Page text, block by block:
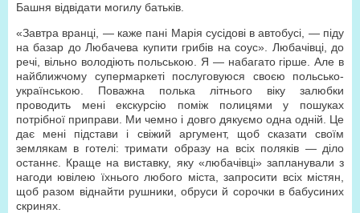
Башня відвідати могилу батьків.
«Завтра вранці, — каже пані Марія сусідові в автобусі, — піду
на базар до Любачева купити грибів на соус». Любачівці, до
речі, вільно володіють польською. Я — набагато гірше. Але в
найближчому супермаркеті послуговуюся своєю польсько-
українською. Поважна полька літнього віку залюбки
проводить мені екскурсію поміж полицями у пошуках
потрібної приправи. Ми чемно і довго дякуємо одна одній. Це
дає мені підстави і свіжий аргумент, щоб сказати своїм
землякам в готелі: тримати образу на всіх поляків — діло
останнє. Краще на виставку, яку «любачівці» запланували з
нагоди ювілею їхнього любого міста, запросити всіх містян,
щоб разом віднайти рушники, обруси й сорочки в бабусиних
скринях.